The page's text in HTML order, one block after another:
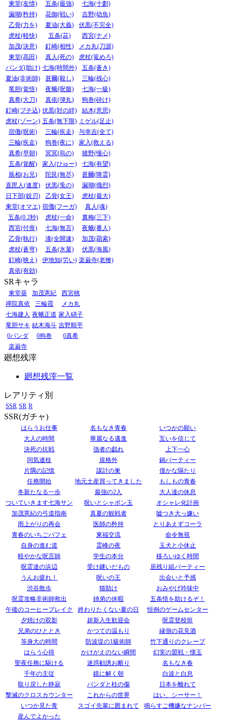
東堂(友情)
五条(最強)
七海(十劃)
漏瑚(矜持)
花御(戦い)
吉野(幼魚)
乙骨(力を)
夏油(大義)
伏黒(不完全)
虎杖(軽快)
五条(茈)
西宮(ナメ)
加茂(決意)
釘崎(相性)
メカ丸(刀源)
東堂(高田)
真人(死の)
虎杖(篭めろ)
パンダ(助け) 七海(時間外)
五条(蒼き)
夏油(非術師)
甚爾(殺し)
三輪(残心)
竜胆(覚悟)
夜蛾(呪骸)
七海(一級)
真希(大刀)
真依(弾丸)
狗巻(砕け)
釘崎(ブチ込) 伏黒(対の絆)
結木(意思)
虎杖(ゾーン) 五条(無下限) ミゲル(足止)
宿儺(呪術)
三輪(疾走)
与幸吉(全て)
三輪(疾走)
狗巻(夜に)
家入(救える)
真希(早朝)
冥冥(烏の)
猪野(慢心)
五条(覚醒)
家入(ひゅー)
七海(有望)
脹相(お兄)
陀艮(無尽)
甚爾(降霊)
直毘人(速度)
伏黒(兎の)
漏瑚(熾烈)
日下部(鋭刃)
乙骨(女王)
虎杖(最大)
東堂(オマエ) 宿儺(フーガ)
真人(魂)
五条(0.2秒)
虎杖(一命)
裏梅(三下)
西宮(付喪)
七海(無言)
夜蛾(番人)
乙骨(執行)
漆(全開速)
加茂(羂索)
虎杖(蒼穹)
五条(氷菓)
伏黒(海風)
釘崎(映え)
伊地知(労い) 楽巌寺(老獪)
真依(有効)
SRキャラ
東堂葵 加茂憲紀
西宮桃
禪院真依
三輪霞
メカ丸
七海建人 夜蛾正道 家入硝子
竜胆サキ 結木海斗 吉野順平
0パンダ
0狗巻
0真希
楽巌寺
廻想残滓
廻想残滓一覧
レアリティ別
SSR SR R
SSR(ガチャ)
はらうお仕事 名もなき青春
いつかの願い
大人の時間
華麗なる邁進
互いを信じて
決死の抗戦
強者の戯れ
上下一心
同気連枝
規格外
鍋パーティー
片隅の記憶
謀計の巣
僅かな隔たり
任務開始
地元土産買ってきました
もしもの青春
冬新たなる一歩
最強の2人
大人達の休息
ついていきます七海サン
呪いとシャボン玉
オシャレ化計画
加茂憲紀の弓道指南
真夏の観戦者
嘘つき大っ嫌い
雨上がりの再会
医師の矜持
とりあえずコーラ
青春のいちごパフェ
東福交流
命令無視
自身の進む道
霊峰の夜
玉犬と小休止
軽やかな呪言師
学生の本分
移ろいゆく時間
呪霊達の浜辺
受け継いだもの
居残り組パーティー
うんお疲れ！
呪いの王
出会いと予感
渋谷散歩
猫助け
おみやげ吟味中
呪霊攻略非術師救出
姉弟の休暇
五条悟を助けるぞ！
午後のコーヒーブレイク
終わりたくない夏の日
恒例のゲームセンター
夕焼けの双影
超新入生歓迎会
呪霊登校班
兄弟のひととき
かつての温もり
縁側の花見酒
等身大の時間
防波堤の1級術師
竹下通りのクレープ
はらう心得
かけがえのない瞬間
幻実の盟戦・懐玉
聖夜任務に駆ける
迷惑勧誘お断り
名もなき春
千年の主従
鏡に解く朝
白波と白息
取り戻した静寂
パンダと柱の傷
日本を離れて
撃滅のクロスカウンター
これからの世界
はい、シーサー！
いつか見た青
スゴイ先輩に囲まれて
鳴らすご機嫌なナンバー
産んでよかった